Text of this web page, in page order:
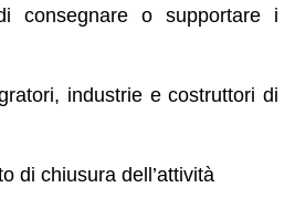
consegnare o supportare i
industrie e costruttori di
di chiusura dell’attività